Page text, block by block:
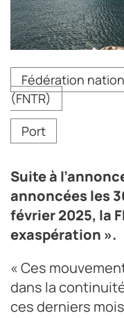
Des grèves de
d'année 2025.
Fédération
(FNTR)
Port
Suite à
annoncées les
février 2025, la
exaspération ».
« Ces
dans la
ces derniers